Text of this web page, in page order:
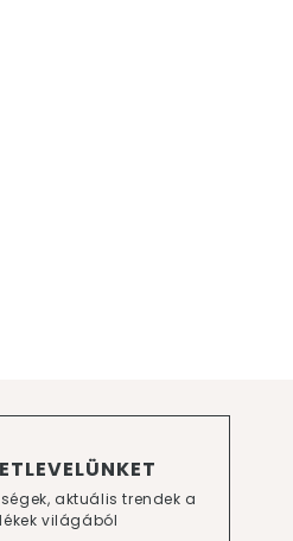
aktuális trendek a
világából